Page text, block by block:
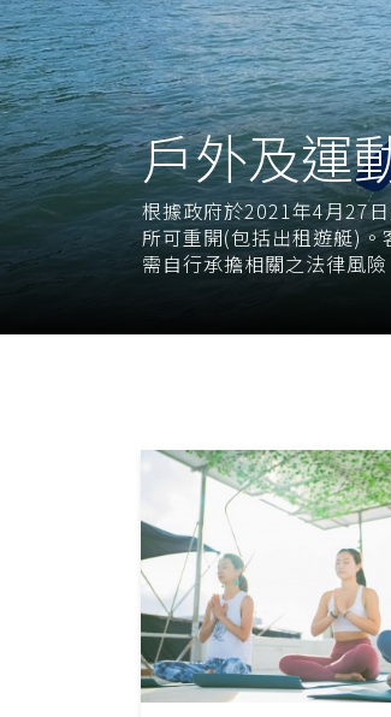
戶外及運
根據政府於2021年4月27
所可重開(包括出租遊艇)。
需自行承擔相關之法律風險